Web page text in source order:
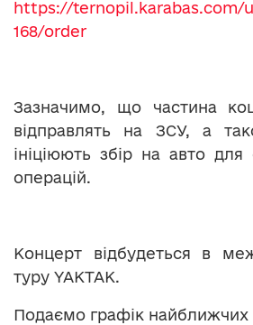
https://ternopil.karabas.com/
168/order
Зазначимо, що частина
відправлять на ЗСУ, а
ініціюють збір на авто для
операцій.
Концерт відбудеться в
туру YAKTAK.
Подаємо графік найближчих